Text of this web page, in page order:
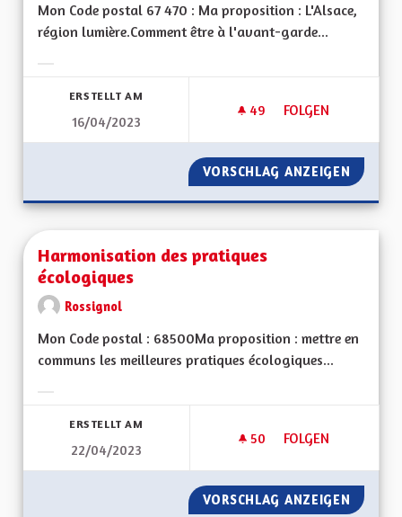
Mon Code postal 67 470 : Ma proposition : L'Alsace,
région lumière.Comment être à l'avant-garde...
ERSTELLT AM
16/04/2023
49 49 FOLLOWER
FOLGEN
L'ALSACE À LA
VORSCHLAG ANZEIGEN
Harmonisation des pratiques
écologiques
Rossignol
Mon Code postal : 68500Ma proposition : mettre en
communs les meilleures pratiques écologiques...
ERSTELLT AM
22/04/2023
50 50 FOLLOWER
FOLGEN
HARMONISATION
VORSCHLAG ANZEIGEN